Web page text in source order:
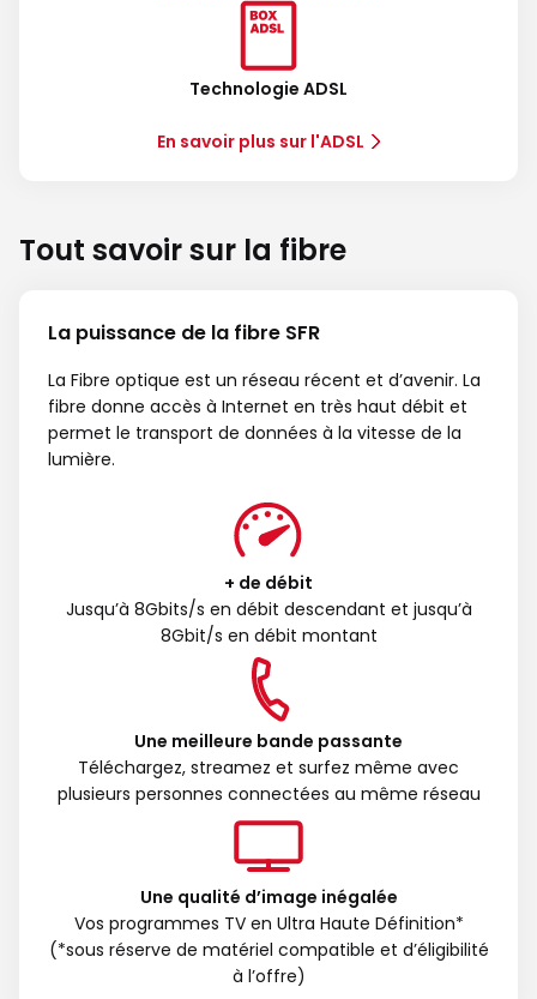
Technologie ADSL
En savoir plus sur l'ADSL
Tout savoir sur la fibre
La puissance de la fibre SFR
La Fibre optique est un réseau récent et d’avenir. La
fibre donne accès à Internet en très haut débit et
permet le transport de données à la vitesse de la
lumière.
+ de débit
Jusqu’à 8Gbits/s en débit descendant et jusqu’à
8Gbit/s en débit montant
Une meilleure bande passante
Téléchargez, streamez et surfez même avec
plusieurs personnes connectées au même réseau
Une qualité d’image inégalée
Vos programmes TV en Ultra Haute Définition*
(*sous réserve de matériel compatible et d’éligibilité
à l’offre)